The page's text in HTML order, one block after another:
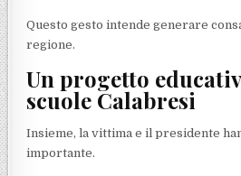
Questo gesto intende generare
regione.
Un progetto
scuole Calabresi
Insieme, la vittima e il presidente
importante.